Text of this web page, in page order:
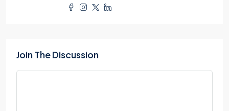
Join The Discussion